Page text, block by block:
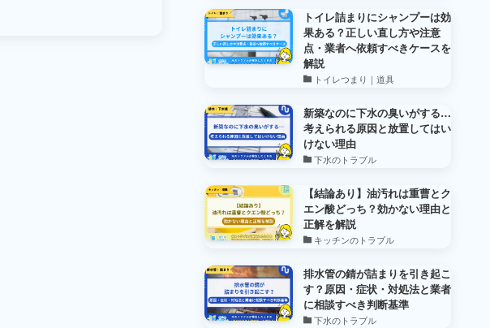
トイレ詰まりにシャンプーは効
果ある？正しい直し方や注意
点・業者へ依頼すべきケースを
解説
トイレつまり｜道具
新築なのに下水の臭いがする…
考えられる原因と放置してはい
けない理由
下水のトラブル
【結論あり】油汚れは重曹とク
エン酸どっち？効かない理由と
正解を解説
キッチンのトラブル
排水管の錆が詰まりを引き起こ
す？原因・症状・対処法と業者
に相談すべき判断基準
下水のトラブル